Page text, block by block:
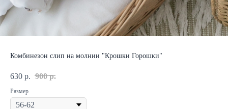
Комбинезон слип на молнии "Крошки Горошки"
630 р. 900 р.
Размер